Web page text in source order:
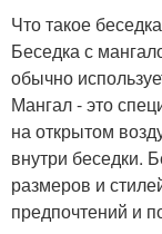
Что такое
Беседка с
обычно
Мангал - это
на открытом
внутри беседки.
размеров и
предпочтений и